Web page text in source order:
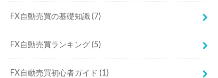
FX自動売買の基礎知識 (7)
FX自動売買ランキング (5)
FX自動売買初心者ガイド (1)